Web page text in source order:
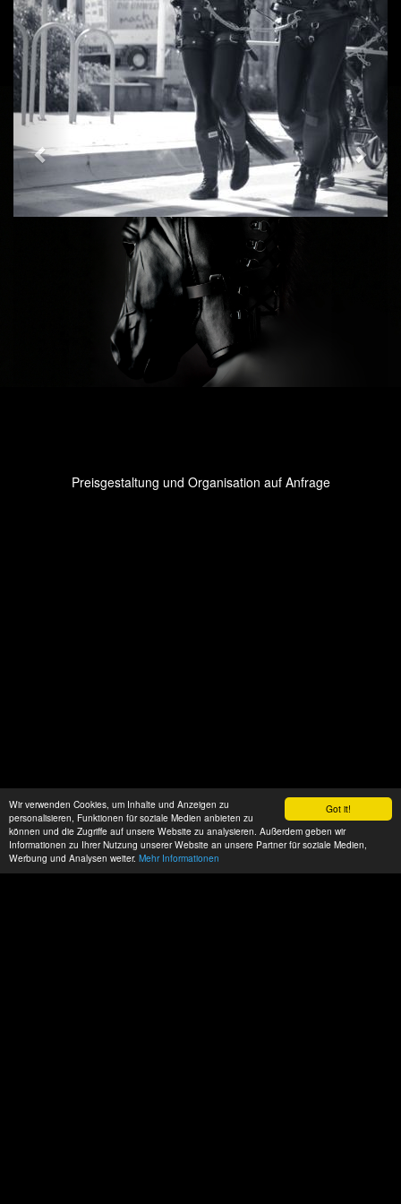
Got it!
Wir verwenden Cookies, um Inhalte und Anzeigen zu
personalisieren, Funktionen für soziale Medien anbieten zu
können und die Zugriffe auf unsere Website zu analysieren. Außerdem geben wir
Informationen zu Ihrer Nutzung unserer Website an unsere Partner für soziale Medien,
Werbung und Analysen weiter. Mehr Informationen
Preisgestaltung und Organisation auf Anfrage